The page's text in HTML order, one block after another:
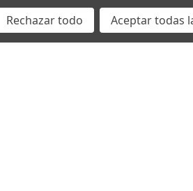
Rechazar todo Aceptar todas